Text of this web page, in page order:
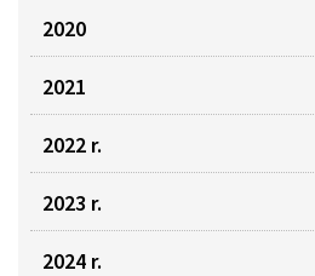
2020
2021
2022 r.
2023 r.
2024 r.